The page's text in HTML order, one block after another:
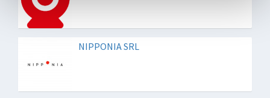
NIPPONIA SRL